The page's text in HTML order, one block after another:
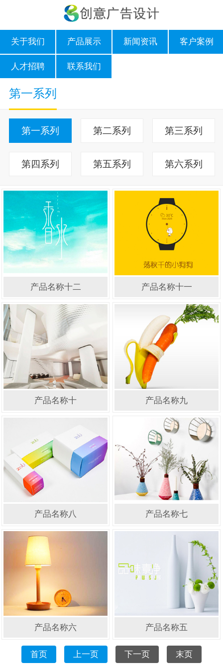
关于我们 产品展示 新闻资讯 客户案例
人才招聘 联系我们
第一系列
第一系列 第二系列 第三系列
第四系列 第五系列 第六系列
产品名称十二 产品名称十一
产品名称十 产品名称九
产品名称八 产品名称七
产品名称六 产品名称五
首页 上一页 下一页 末页